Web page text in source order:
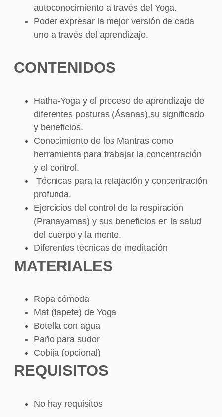
autoconocimiento a través del Yoga.
Poder expresar la mejor versión de cada
uno a través del aprendizaje.
CONTENIDOS
Hatha-Yoga y el proceso de aprendizaje de
diferentes posturas (Ásanas),su significado
y beneficios.
Conocimiento de los Mantras como
herramienta para trabajar la concentración
y el control.
Técnicas para la relajación y concentración
profunda.
Ejercicios del control de la respiración
(Pranayamas) y sus beneficios en la salud
del cuerpo y la mente.
Diferentes técnicas de meditación
MATERIALES
Ropa cómoda
Mat (tapete) de Yoga
Botella con agua
Paño para sudor
Cobija (opcional)
REQUISITOS
No hay requisitos